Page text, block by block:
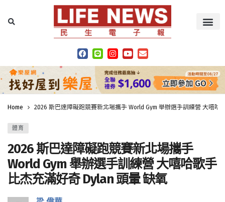
Home 2026 斯巴達障礙跑競賽新北場攜手 World Gym 舉辦選手訓練營 大嘻哈
體育
2026 斯巴達障礙跑競賽新北場攜手
World Gym 舉辦選手訓練營 大嘻哈歌手
比杰充滿好奇 Dylan 頭暈 缺氧